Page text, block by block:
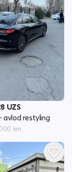
UZS
avlod restyling
km